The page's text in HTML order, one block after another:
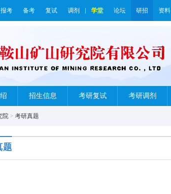
报考 备考 复试 调剂 学堂 论坛 研招 资料
招生信息 考研复试 考研调剂
院 > 考研真题
题